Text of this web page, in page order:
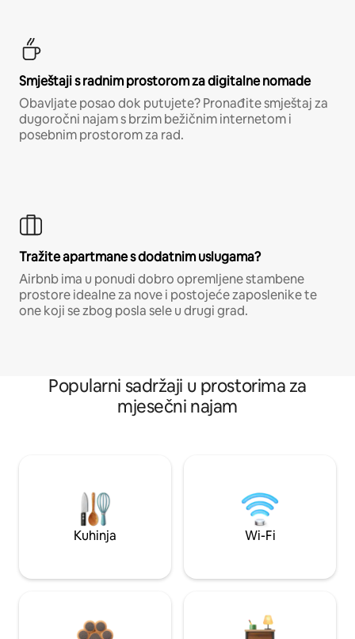
Smještaji s radnim prostorom za digitalne nomade
Obavljate posao dok putujete? Pronađite smještaj za
dugoročni najam s brzim bežičnim internetom i
posebnim prostorom za rad.
Tražite apartmane s dodatnim uslugama?
Airbnb ima u ponudi dobro opremljene stambene
prostore idealne za nove i postojeće zaposlenike te
one koji se zbog posla sele u drugi grad.
Popularni sadržaji u prostorima za
mjesečni najam
Kuhinja Wi-Fi